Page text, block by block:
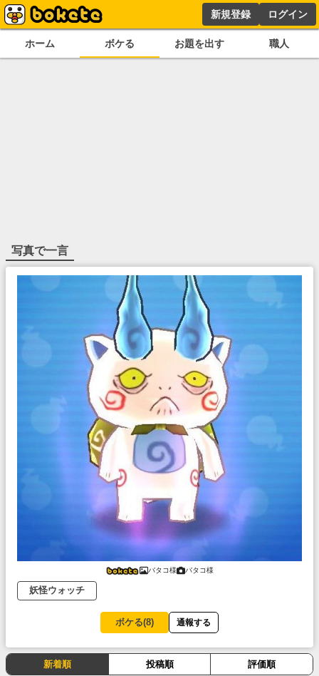
新規登録 ログイン
ホーム ボケる お題を出す 職人
写真で一言
バタコ様 バタコ様
妖怪ウォッチ
ボケる(8) 通報する
新着順 投稿順 評価順